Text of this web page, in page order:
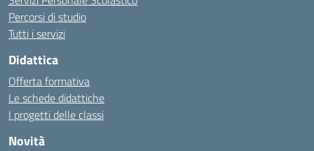
Percorsi di studio
Tutti i servizi
Didattica
Offerta formativa
Le schede didattiche
I progetti delle classi
Novità